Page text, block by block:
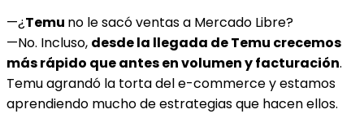
—¿Temu no le sacó ventas a Mercado Libre?
—No. Incluso, desde la llegada de Temu crecemos
más rápido que antes en volumen y facturación.
Temu agrandó la torta del e-commerce y estamos
aprendiendo mucho de estrategias que hacen ellos.